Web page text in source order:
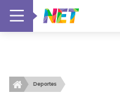
Deportes